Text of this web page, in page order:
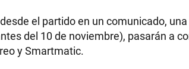
el partido en un comunicado,
del 10 de noviembre), pasarán a
y Smartmatic.